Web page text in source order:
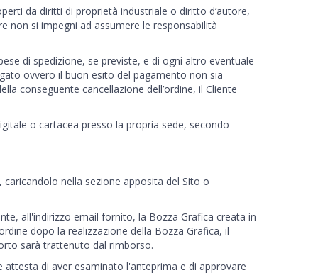
da diritti di proprietà industriale o diritto d’autore,
non si impegni ad assumere le responsabilità
di spedizione, se previste, e di ogni altro eventuale
ovvero il buon esito del pagamento non sia
conseguente cancellazione dell’ordine, il Cliente
o cartacea presso la propria sede, secondo
nella sezione apposita del Sito o
all'indirizzo email fornito, la Bozza Grafica creata in
dopo la realizzazione della Bozza Grafica, il
sarà trattenuto dal rimborso.
attesta di aver esaminato l'anteprima e di approvare